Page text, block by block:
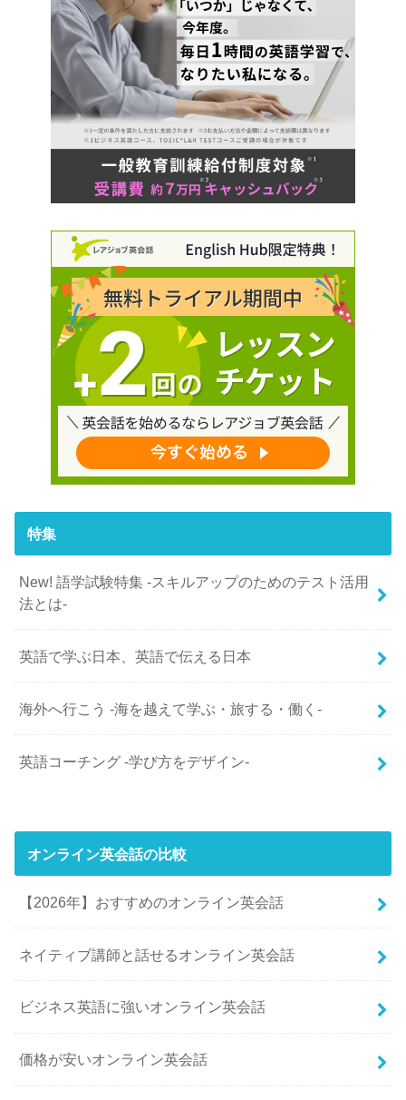
特集
New! 語学試験特集 -スキルアップのためのテスト活用
法とは-
英語で学ぶ日本、英語で伝える日本
海外へ行こう -海を越えて学ぶ・旅する・働く-
英語コーチング -学び方をデザイン-
オンライン英会話の比較
【2026年】おすすめのオンライン英会話
ネイティブ講師と話せるオンライン英会話
ビジネス英語に強いオンライン英会話
価格が安いオンライン英会話